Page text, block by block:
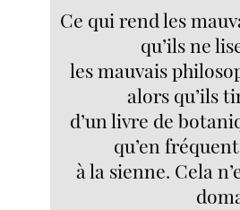
Ce qui rend les
qu’ils ne
les mauvais
alors qu’ils
d’un livre de
qu’en
à la sienne. Cela